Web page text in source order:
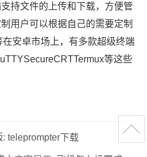
持文件的上传和下载，方便管
用户可以根据自己的需要定制
安卓市场上，有多款超级终端
等这些
teleprompter下载